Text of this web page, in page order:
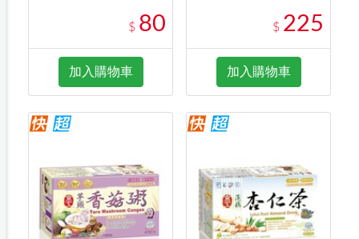
$ 80
加入購物車
$ 225
加入購物車